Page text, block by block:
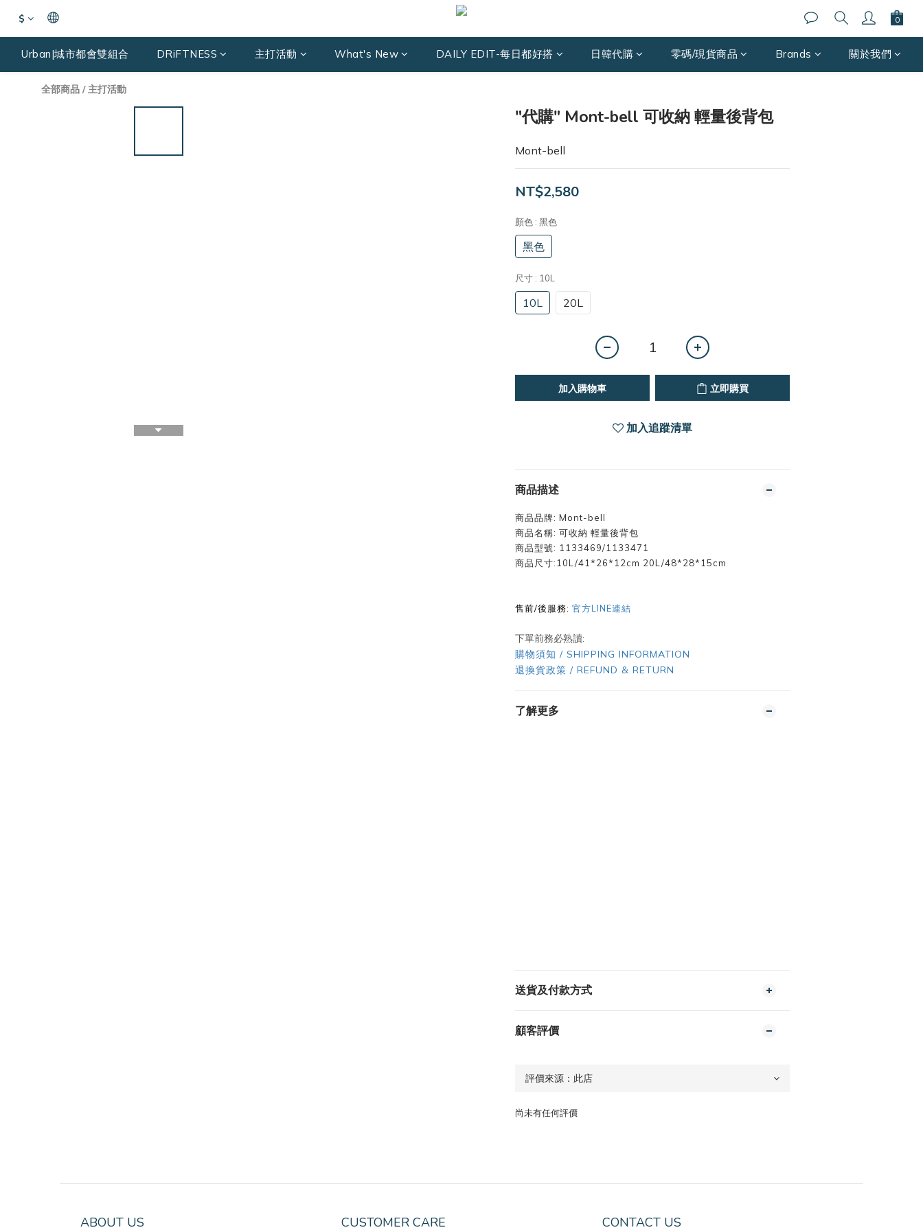
$
Urban|城市都會雙組合 DRiFTNESS 主打活動 What's New DAILY EDIT-每日都好搭 日韓代購 零碼/現貨商品 Brands 關於我們
全部商品 /主打活動
"代購" Mont-bell 可收納 輕量後背包
Mont-bell
NT$2,580
顏色 : 黑色
黑色
尺寸 : 10L
10L 20L
加入購物車 立即購買
加入追蹤清單
商品描述
商品品牌: Mont-bell
商品名稱: 可收納 輕量後背包
商品型號: 1133469/1133471
商品尺寸:10L/41*26*12cm 20L/48*28*15cm
售前/後服務: 官方LINE連結
下單前務必熟讀:
購物須知 / SHIPPING INFORMATION
退換貨政策 / REFUND & RETURN
了解更多
送貨及付款方式
顧客評價
尚未有任何評價
ABOUT US CUSTOMER CARE CONTACT US